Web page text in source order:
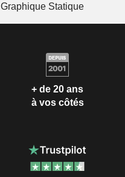
Graphique Statique
+ de 20 ans
à vos côtés